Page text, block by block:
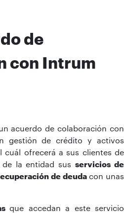
de
con Intrum
acuerdo de colaboración con
gestión de crédito y activos
cuál ofrecerá a sus clientes de
de la entidad susservicios de
de deudacon unas
que accedan a este servicio